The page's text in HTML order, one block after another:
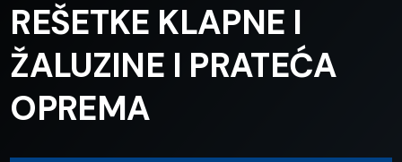
REŠETKE KLAPNE I
ŽALUZINE I PRATEĆA
OPREMA